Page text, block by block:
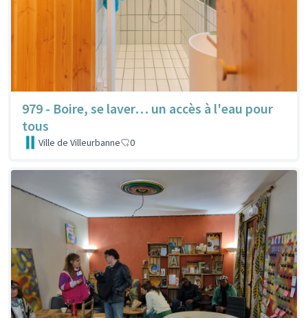
979 - Boire, se laver… un accès à l'eau pour
tous
Ville de Villeurbanne 0